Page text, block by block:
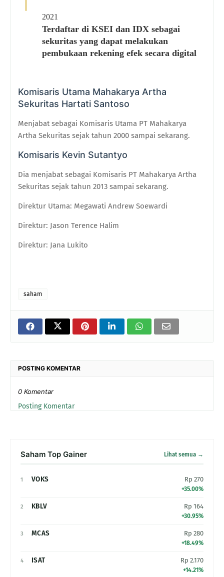
2021
Terdaftar di KSEI dan IDX sebagai
sekuritas yang dapat melakukan
pembukaan rekening efek secara digital
Komisaris Utama Mahakarya Artha
Sekuritas Hartati Santoso
Menjabat sebagai Komisaris Utama PT Mahakarya
Artha Sekuritas sejak tahun 2000 sampai sekarang.
Komisaris Kevin Sutantyo
Dia menjabat sebagai Komisaris PT Mahakarya Artha
Sekuritas sejak tahun 2013 sampai sekarang.
Direktur Utama: Megawati Andrew Soewardi
Direktur: Jason Terence Halim
Direktur: Jana Lukito
saham
POSTING KOMENTAR
0 Komentar
Posting Komentar
Saham Top Gainer Lihat semua →
1 VOKS Rp 270
+35.00%
2 KBLV Rp 164
+30.95%
3 MCAS Rp 280
+18.49%
4 ISAT Rp 2.170
+14.21%